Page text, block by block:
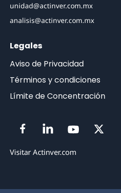
unidad@actinver.com.mx
analisis@actinver.com.mx
Legales
Aviso de Privacidad
Términos y condiciones
Límite de Concentración
Visitar Actinver.com